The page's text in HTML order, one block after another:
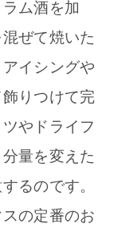
ム酒を加
ぜて焼いた
イシングや
りつけて完
やドライフ
量を変えた
るのです。
の定番のお